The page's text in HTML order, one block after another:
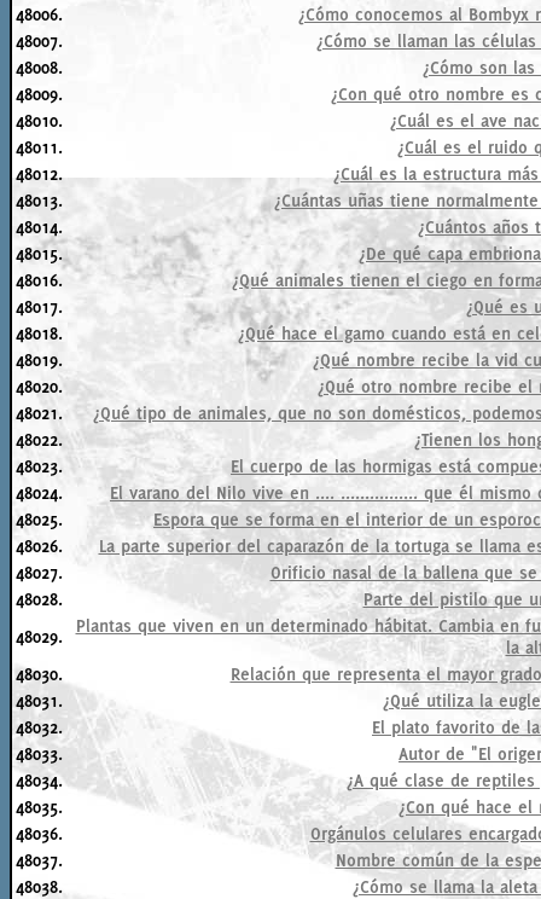
48006.
¿Cómo conocemos al
48007.
¿Cómo se llaman las
48008.
¿Cómo son
48009.
¿Con qué otro nombre es
48010.
¿Cuál es el ave
48011.
¿Cuál es el ruido
48012.
¿Cuál es la estructura
48013.
¿Cuántas uñas tiene
48014.
¿Cuántos años
48015.
¿De qué capa
48016.
¿Qué animales tienen el ciego en
48017.
¿Qué es
48018.
¿Qué hace el gamo cuando está en
48019.
¿Qué nombre recibe la vid
48020.
¿Qué otro nombre recibe el
48021.
¿Qué tipo de animales, que no son domésticos,
48022.
¿Tienen los
48023.
El cuerpo de las hormigas está
48024.
El varano del Nilo vive en .... ................ que él
48025.
Espora que se forma en el interior de un
48026.
La parte superior del caparazón de la tortuga se llama
48027.
Orificio nasal de la ballena que
48028.
Parte del pistilo que
48029.
Plantas que viven en un determinado hábitat. Cambia en
la
48030.
Relación que representa el mayor
48031.
¿Qué utiliza la
48032.
El plato favorito de
48033.
Autor de "El
48034.
¿A qué clase de reptiles
48035.
¿Con qué hace
48036.
Orgánulos celulares
48037.
Nombre común de la
48038.
¿Cómo se llama la